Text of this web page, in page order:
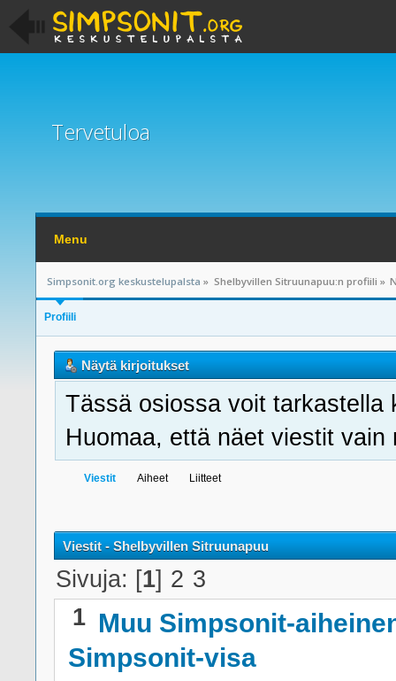
Tervetuloa
Menu
Simpsonit.org keskustelupalsta » Shelbyvillen Sitruunapuu:n profiili »
Profiili
Näytä kirjoitukset
Tässä osiossa voit tarkastella
Huomaa, että näet viestit
Viestit Aiheet Liitteet
Viestit - Shelbyvillen Sitruunapuu
Sivuja: [1] 2 3
1 Muu Simpsonit-
Simpsonit-visa